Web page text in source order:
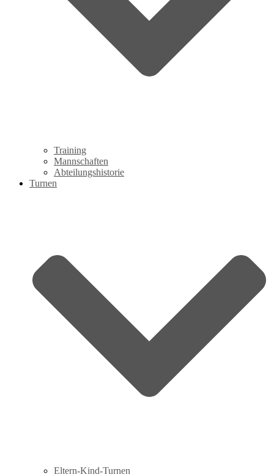
Training
Mannschaften
Abteilungshistorie
Turnen
Eltern-Kind-Turnen